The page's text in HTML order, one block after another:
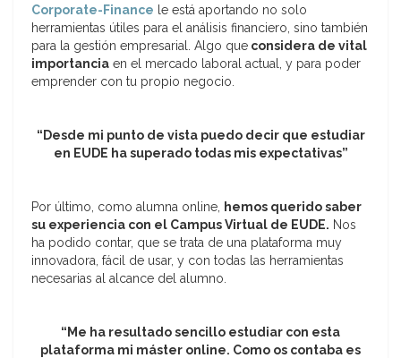
Corporate-Finance le está aportando no solo
herramientas útiles para el análisis financiero, sino también
para la gestión empresarial. Algo que considera de vital
importancia en el mercado laboral actual, y para poder
emprender con tu propio negocio.
“Desde mi punto de vista puedo decir que estudiar
en EUDE ha superado todas mis expectativas”
Por último, como alumna online, hemos querido saber
su experiencia con el Campus Virtual de EUDE. Nos
ha podido contar, que se trata de una plataforma muy
innovadora, fácil de usar, y con todas las herramientas
necesarias al alcance del alumno.
“Me ha resultado sencillo estudiar con esta
plataforma mi máster online. Como os contaba es